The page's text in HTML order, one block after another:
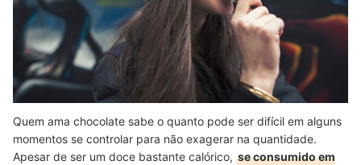
Quem ama chocolate sabe o quanto pode ser difícil em alguns
momentos se controlar para não exagerar na quantidade.
Apesar de ser um doce bastante calórico, se consumido em